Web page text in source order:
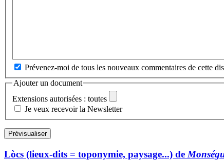
Prévenez-moi de tous les nouveaux commentaires de cette
Ajouter un document
Extensions autorisées : toutes
Je veux recevoir la Newsletter
Lòcs (lieux-dits = toponymie, paysage...) de